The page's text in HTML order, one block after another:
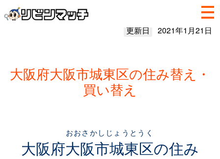
更新日 2021年1月21日
大阪府大阪市城東区の住み替え・
買い替え
大阪府大阪市城東区
おおさかしじょうとうく
の住み